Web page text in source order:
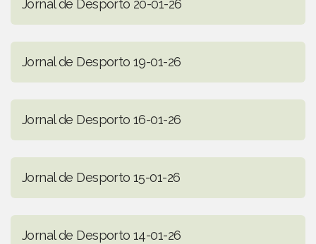
Jornal de Desporto 20-01-26
Jornal de Desporto 19-01-26
Jornal de Desporto 16-01-26
Jornal de Desporto 15-01-26
Jornal de Desporto 14-01-26